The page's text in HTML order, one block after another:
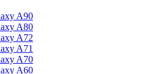
A90
A80
A72
A71
A70
A60